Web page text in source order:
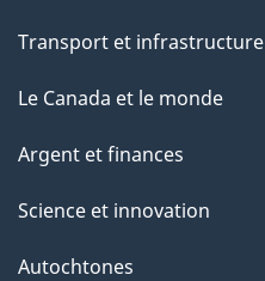
Transport et infrastructure
Le Canada et le monde
Argent et finances
Science et innovation
Autochtones